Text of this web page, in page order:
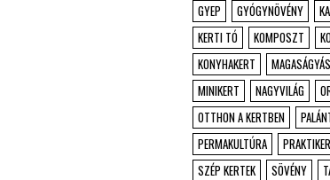
GYEP
GYÓGYNÖVÉNY
KERTI TÓ
KOMPOSZT
KONYHAKERT
MAGASÁGYÁS
MINIKERT
NAGYVILÁG
OTTHON A KERTBEN
PERMAKULTÚRA
PRAKTIKER
SZÉP KERTEK
SÖVÉNY